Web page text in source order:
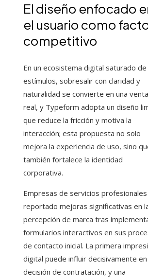
El diseño enfocado
el usuario como
competitivo
En un ecosistema digital saturado de
estímulos, sobresalir con claridad y
naturalidad se convierte en una
real, y Typeform adopta un diseño
que reduce la fricción y motiva la
interacción; esta propuesta no solo
mejora la experiencia de uso, sino
también fortalece la identidad
corporativa.
Empresas de servicios profesionales
reportado mejoras significativas en
percepción de marca tras
formularios interactivos en sus
de contacto inicial. La primera
digital puede influir decisivamente en
decisión de contratación, y una